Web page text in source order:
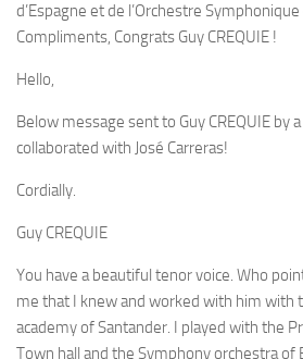
d’Espagne et de l’Orchestre
Compliments, Congrats Guy CREQUIE !
Hello,
Below message sent to Guy CREQUIE by
collaborated with José Carreras!
Cordially.
Guy CREQUIE
You have a beautiful tenor voice. Who
me that I knew and worked with him with
academy of Santander. I played with the
Town hall and the Symphony orchestra of